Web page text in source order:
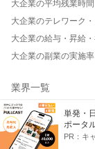
単発・
ポータ
PR： キ
大企業の平均残業時
大企業のテレワーク
大企業の給与・昇給
大企業の副業の実施
業界一覧
通信・キャリア
食品（メーカー）